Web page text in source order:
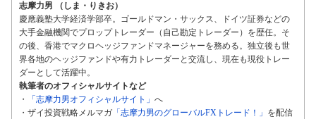
志摩力男 （しま・りきお）
慶應義塾大学経済学部卒。ゴールドマン・サックス、ドイツ証券などの
大手金融機関でプロップトレーダー（自己勘定トレーダー）を歴任。そ
の後、香港でマクロヘッジファンドマネージャーを務める。独立後も世
界各地のヘッジファンドや有力トレーダーと交流し、現在も現役トレー
ダーとして活躍中。
執筆者のオフィシャルサイトなど
・
「志摩力男オフィシャルサイト」 へ
・ザイ投資戦略メルマガ 「志摩力男のグローバルFXトレード！」 を配信